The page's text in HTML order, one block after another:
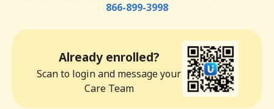
866-899-3998
Already enrolled?
Scan to login and message your
Care Team